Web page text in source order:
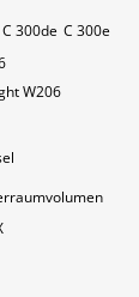
C 300de C 300e
W206